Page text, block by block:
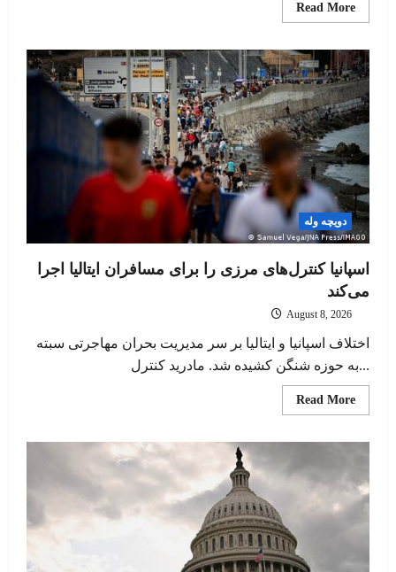
Read MoreRead
more
اوگاندا
اعزام
نیرو
به
نوار
غزه
را
تصویب
کرد
دویچه وله
اسپانیا کنترل‌های مرزی را برای مسافران ایتالیا اجرا
می‌کند
August 8, 2026
اختلاف اسپانیا و ایتالیا بر سر مدیریت بحران مهاجرتی سبته
به حوزه شنگن کشیده شد. مادرید کنترل...
Read MoreRead
برای